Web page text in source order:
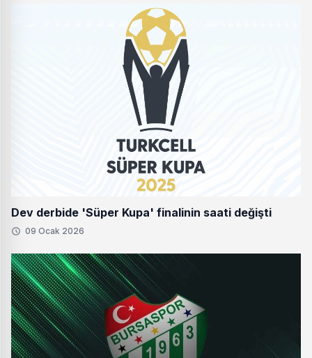
Dev derbide 'Süper Kupa' finalinin saati değişti
09 Ocak 2026